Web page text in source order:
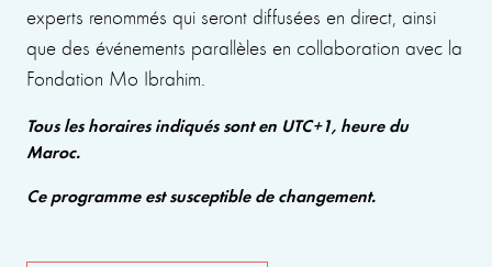
experts renommés qui seront diffusées en direct, ainsi
que des événements parallèles en collaboration avec la
Fondation Mo Ibrahim.
Tous les horaires indiqués sont en UTC+1, heure du
Maroc.
Ce programme est susceptible de changement.